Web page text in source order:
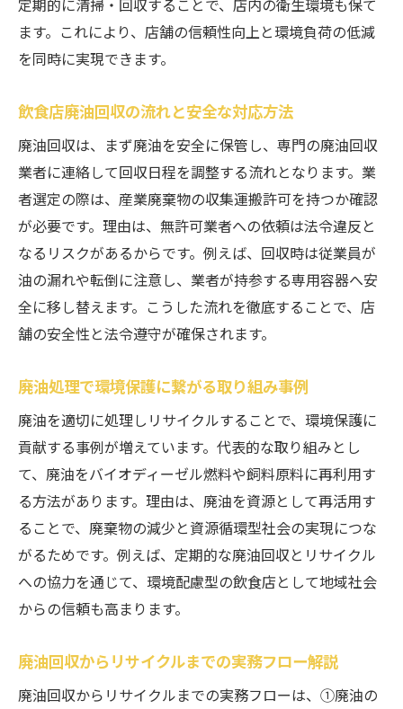
ます。これにより、店舗の信頼性向上と環境負荷の低減
を同時に実現できます。
飲食店廃油回収の流れと安全な対応方法
廃油回収は、まず廃油を安全に保管し、専門の廃油回収
業者に連絡して回収日程を調整する流れとなります。業
者選定の際は、産業廃棄物の収集運搬許可を持つか確認
が必要です。理由は、無許可業者への依頼は法令違反と
なるリスクがあるからです。例えば、回収時は従業員が
油の漏れや転倒に注意し、業者が持参する専用容器へ安
全に移し替えます。こうした流れを徹底することで、店
舗の安全性と法令遵守が確保されます。
廃油処理で環境保護に繋がる取り組み事例
廃油を適切に処理しリサイクルすることで、環境保護に
貢献する事例が増えています。代表的な取り組みとし
て、廃油をバイオディーゼル燃料や飼料原料に再利用す
る方法があります。理由は、廃油を資源として再活用す
ることで、廃棄物の減少と資源循環型社会の実現につな
がるためです。例えば、定期的な廃油回収とリサイクル
への協力を通じて、環境配慮型の飲食店として地域社会
からの信頼も高まります。
廃油回収からリサイクルまでの実務フロー解説
廃油回収からリサイクルまでの実務フローは、①廃油の